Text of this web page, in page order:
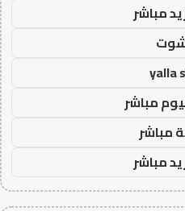
مباشر
شوت
yalla
مباشر
مباشر
مباشر